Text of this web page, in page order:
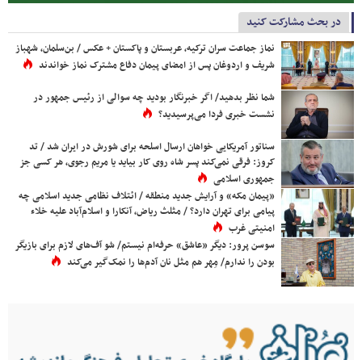
در بحث مشارکت کنید
نماز جماعت سران ترکیه، عربستان و پاکستان + عکس / بن‌سلمان، شهباز
شریف و اردوغان پس از امضای پیمان دفاع مشترک نماز خواندند
شما نظر بدهید/ اگر خبرنگار بودید چه سوالی از رئیس جمهور در
نشست خبری فردا می‌پرسیدید؟
سناتور آمریکایی خواهان ارسال اسلحه برای شورش در ایران شد / تد
کروز: فرقی نمی‌کند پسر شاه روی کار بیاید یا مریم رجوی، هر کسی جز
جمهوری اسلامی
«پیمان مکه» و آرایش جدید منطقه / ائتلاف نظامی جدید اسلامی چه
پیامی برای تهران دارد؟ / مثلث ریاض، آنکارا و اسلام‌آباد علیه خلاء
امنیتی غرب
سوسن پرور: دیگر «عاشق» حرفه‌ام نیستم/ شو آف‌های لازم برای بازیگر
بودن را ندارم/ مِهر هم مثل نان آدم‌ها را نمک‌گیر می‌کند